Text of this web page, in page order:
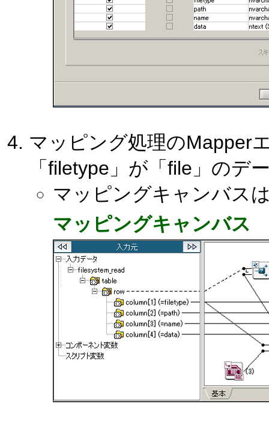
マッピング処理のMapper
「filetype」が「file」のデ
マッピングキャンバス
マッピングキャンバス